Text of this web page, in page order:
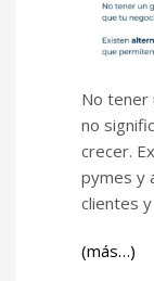
No tener
no
crecer.
pymes y
clientes
(más…)